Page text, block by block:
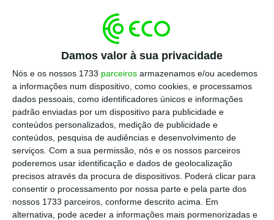
Damos valor à sua privacidade
Nós e os nossos 1733 parceiros armazenamos e/ou acedemos
a informações num dispositivo, como cookies, e processamos
dados pessoais, como identificadores únicos e informações
padrão enviadas por um dispositivo para publicidade e
conteúdos personalizados, medição de publicidade e
conteúdos, pesquisa de audiências e desenvolvimento de
serviços. Com a sua permissão, nós e os nossos parceiros
poderemos usar identificação e dados de geolocalização
precisos através da procura de dispositivos. Poderá clicar para
consentir o processamento por nossa parte e pela parte dos
nossos 1733 parceiros, conforme descrito acima. Em
alternativa, pode aceder a informações mais pormenorizadas e
momento, a necessidade de encontrar um
“modelo de contenção maior da mobilidade
portugueses, o que passará pela adoção
de medidas mais restritivas, semelhantes às
aplicadas em abril de 2020, com o
encerramento de várias atividades (como
comércio não alimentar e restauração).
Siza admite fecho da restauração e comércio não
alimentar
Ler Mais